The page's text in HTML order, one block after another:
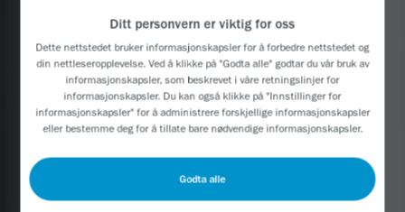
Ditt personvern er viktig for oss
Dette nettstedet bruker informasjonskapsler for å forbedre nettstedet og
din nettleseropplevelse. Ved å klikke på "Godta alle" godtar du vår bruk av
informasjonskapsler, som beskrevet i våre retningslinjer for
informasjonskapsler. Du kan også klikke på "Innstillinger for
informasjonskapsler" for å administrere forskjellige informasjonskapsler
eller bestemme deg for å tillate bare nødvendige informasjonskapsler.
Godta alle